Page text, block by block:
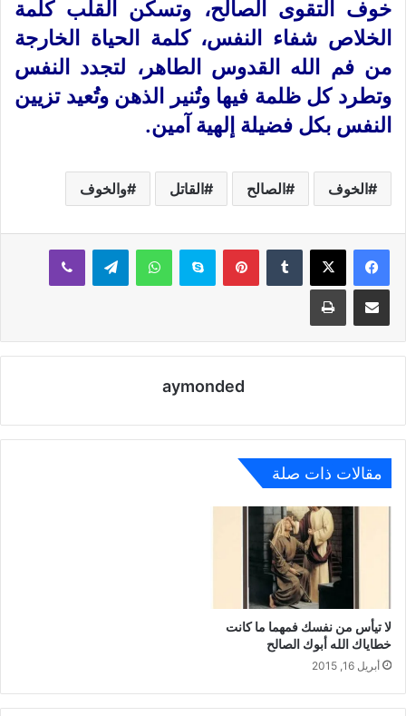
خوف التقوى الصالح، وتسكن القلب كلمة
الخلاص شفاء النفس، كلمة الحياة الخارجة
من فم الله القدوس الطاهر، لتجدد النفس
وتطرد كل ظلمة فيها وتُنير الذهن وتُعيد تزيين
النفس بكل فضيلة إلهية آمين.
الخوف الصالح القاتل والخوف
بينتيريستسكايب واتساب تيلقرام ڤايبر
مشاركة عبر البريد طباعة
aymonded
مقالات ذات صلة
لا تيأس من نفسك فمهما ما كانت
خطاياك الله أبوك الصالح
أبريل 16, 2015